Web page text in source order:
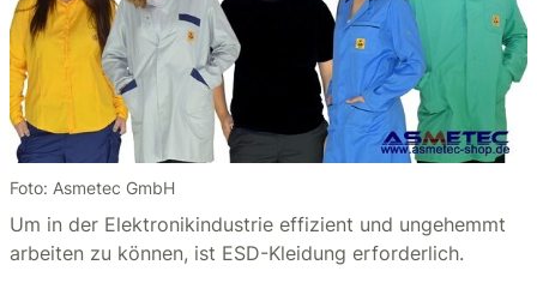
Foto: Asmetec GmbH
Um in der Elektronikindustrie effizient und ungehemmt
arbeiten zu können, ist ESD-Kleidung erforderlich.